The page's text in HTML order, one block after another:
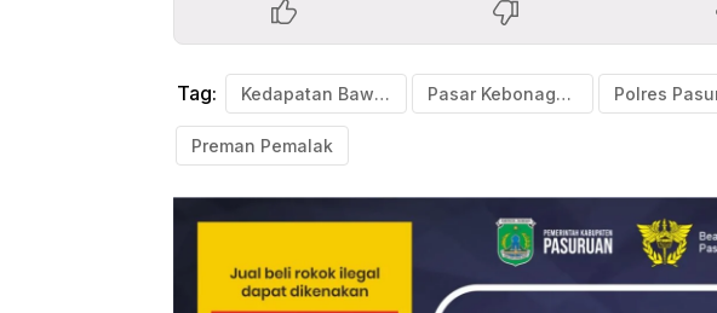
Tag: Kedapatan Bawa Badik Pasar Kebonagung
Preman Pemalak